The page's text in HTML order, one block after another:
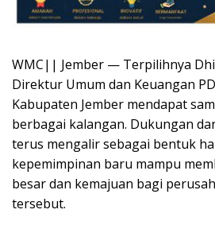
WMC|| Jember — Terpilihnya
Direktur Umum dan Keuangan
Kabupaten Jember mendapat
berbagai kalangan. Dukungan
terus mengalir sebagai bentuk
kepemimpinan baru mampu
besar dan kemajuan bagi
tersebut.